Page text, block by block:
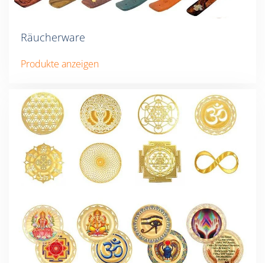
Räucherware
Produkte anzeigen